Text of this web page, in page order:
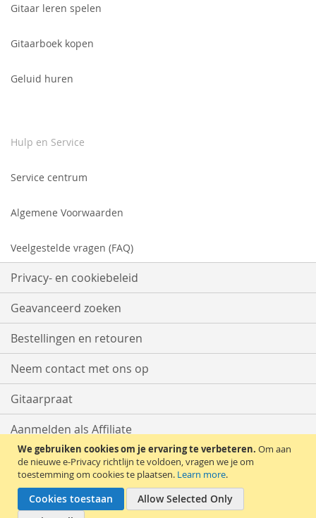
We gebruiken cookies om je ervaring te verbeteren. Om aan
de nieuwe e-Privacy richtlijn te voldoen, vragen we je om
toestemming om cookies te plaatsen. Learn more.
Cookies toestaan
Allow Selected Only
Gitaar leren spelen
Gitaarboek kopen
Geluid huren
Hulp en Service
Service centrum
Algemene Voorwaarden
Veelgestelde vragen (FAQ)
Privacy- en cookiebeleid
Geavanceerd zoeken
Bestellingen en retouren
Neem contact met ons op
Gitaarpraat
Aanmelden als Affiliate
Start met Verkopen